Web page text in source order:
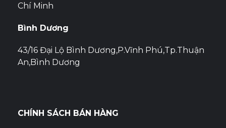
Chí Minh
Bình Dương
43/16 Đại Lộ Bình Dương,P.Vĩnh Phú,Tp.Thuận
An,Bình Dương
CHÍNH SÁCH BÁN HÀNG